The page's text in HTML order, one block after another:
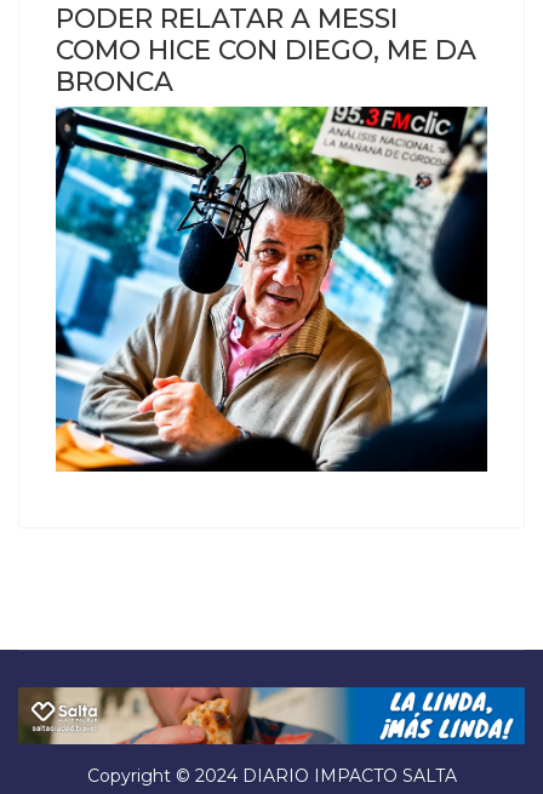
PODER RELATAR A MESSI
COMO HICE CON DIEGO, ME DA
BRONCA
Copyright © 2024 DIARIO IMPACTO SALTA